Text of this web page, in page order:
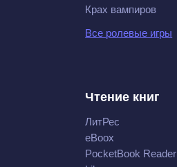
Крах вампиров
Все ролевые игры
Чтение книг
ЛитРес
eBoox
PocketBook Reader